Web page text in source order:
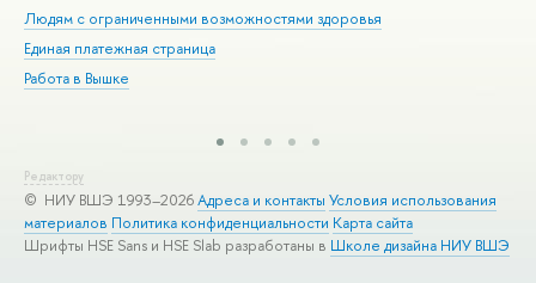
Людям с ограниченными возможностями здоровья
Единая платежная страница
Работа в Вышке
Редактору
© НИУ ВШЭ 1993–2026Адреса и контакты Условия использования
материалов Политика конфиденциальности Карта сайта
Шрифты HSE Sans и HSE Slab разработаны в Школе дизайна НИУ ВШЭ